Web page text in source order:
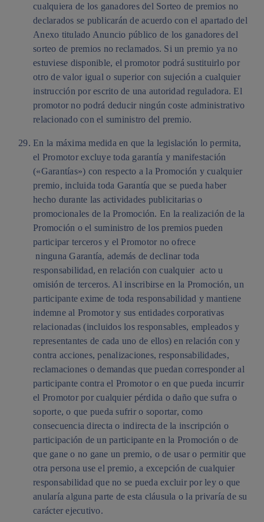
cualquiera de los ganadores del Sorteo de premios no
declarados se publicarán de acuerdo con el apartado del
Anexo titulado Anuncio público de los ganadores del
sorteo de premios no reclamados. Si un premio ya no
estuviese disponible, el promotor podrá sustituirlo por
otro de valor igual o superior con sujeción a cualquier
instrucción por escrito de una autoridad reguladora. El
promotor no podrá deducir ningún coste administrativo
relacionado con el suministro del premio.
En la máxima medida en que la legislación lo permita,
el Promotor excluye toda garantía y manifestación
(«Garantías») con respecto a la Promoción y cualquier
premio, incluida toda Garantía que se pueda haber
hecho durante las actividades publicitarias o
promocionales de la Promoción. En la realización de la
Promoción o el suministro de los premios pueden
participar terceros y el Promotor no ofrece
ninguna Garantía, además de declinar toda
responsabilidad, en relación con cualquier acto u
omisión de terceros. Al inscribirse en la Promoción, un
participante exime de toda responsabilidad y mantiene
indemne al Promotor y sus entidades corporativas
relacionadas (incluidos los responsables, empleados y
representantes de cada uno de ellos) en relación con y
contra acciones, penalizaciones, responsabilidades,
reclamaciones o demandas que puedan corresponder al
participante contra el Promotor o en que pueda incurrir
el Promotor por cualquier pérdida o daño que sufra o
soporte, o que pueda sufrir o soportar, como
consecuencia directa o indirecta de la inscripción o
participación de un participante en la Promoción o de
que gane o no gane un premio, o de usar o permitir que
otra persona use el premio, a excepción de cualquier
responsabilidad que no se pueda excluir por ley o que
anularía alguna parte de esta cláusula o la privaría de su
carácter ejecutivo.